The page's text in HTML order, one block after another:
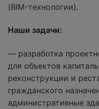
(BIM-технологии).
Наши задачи:
— разработка
для объектов
реконструкции и
гражданского
административные